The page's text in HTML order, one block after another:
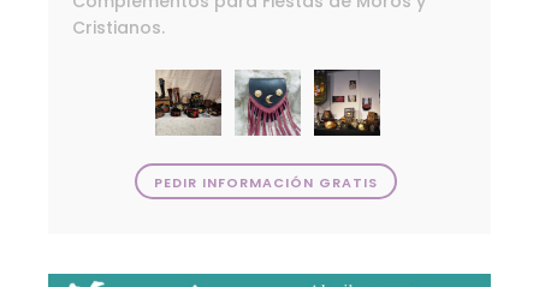
Cristianos.
PEDIR INFORMACIÓN GRATIS